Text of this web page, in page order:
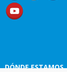
DÓNDE ESTAMOS